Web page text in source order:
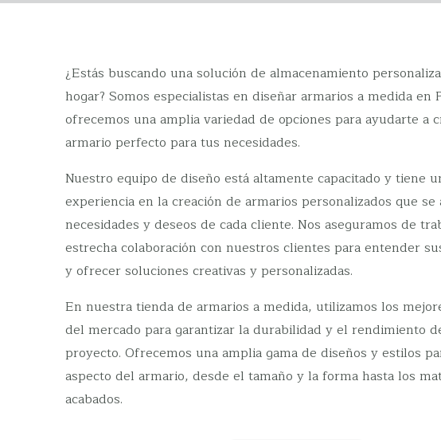
¿Estás buscando una solución de almacenamiento
hogar? Somos especialistas en diseñar armarios a medida en
ofrecemos una amplia variedad de opciones para ayudarte a
armario perfecto para tus necesidades.
Nuestro equipo de diseño está altamente capacitado y tiene
experiencia en la creación de armarios personalizados que se
necesidades y deseos de cada cliente. Nos aseguramos de
estrecha colaboración con nuestros clientes para entender
y ofrecer soluciones creativas y personalizadas.
En nuestra tienda de armarios a medida, utilizamos los
del mercado para garantizar la durabilidad y el rendimiento
proyecto. Ofrecemos una amplia gama de diseños y estilos
aspecto del armario, desde el tamaño y la forma hasta los
acabados.